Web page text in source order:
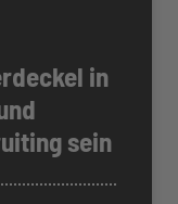
in
sein